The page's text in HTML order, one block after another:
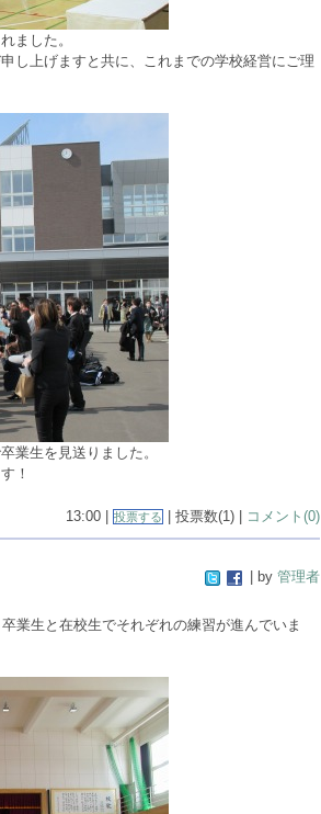
ました。
し上げますと共に、これまでの学校経営にご理
業生を見送りました。
！
13:00 | 投票する | 投票数(1) | コメント(0)
| by 管理者
業生と在校生でそれぞれの練習が進んでいま